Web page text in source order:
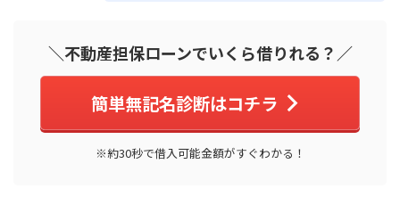
＼不動産担保ローンでいくら借りれる？／
簡単無記名診断はコチラ
※約30秒で借入可能金額がすぐわかる！